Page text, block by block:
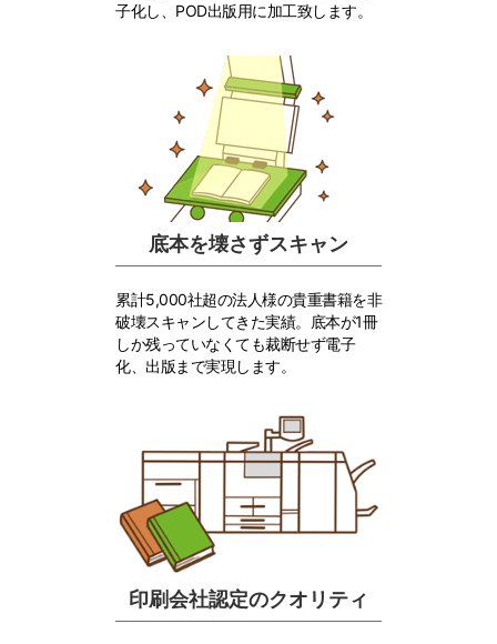
子化し、POD出版用に加工致します。
底本を壊さずスキャン
累計5,000社超の法人様の貴重書籍を非
破壊スキャンしてきた実績。底本が1冊
しか残っていなくても裁断せず電子
化、出版まで実現します。
印刷会社認定のクオリティ